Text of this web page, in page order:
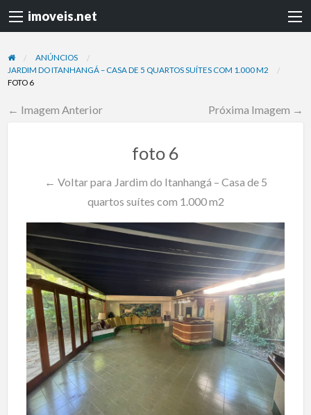
imoveis.net
ANÚNCIOS
JARDIM DO ITANHANGÁ – CASA DE 5 QUARTOS SUÍTES COM 1.000 M2
FOTO 6
← Imagem Anterior Próxima Imagem →
foto 6
← Voltar para Jardim do Itanhangá – Casa de 5
quartos suítes com 1.000 m2